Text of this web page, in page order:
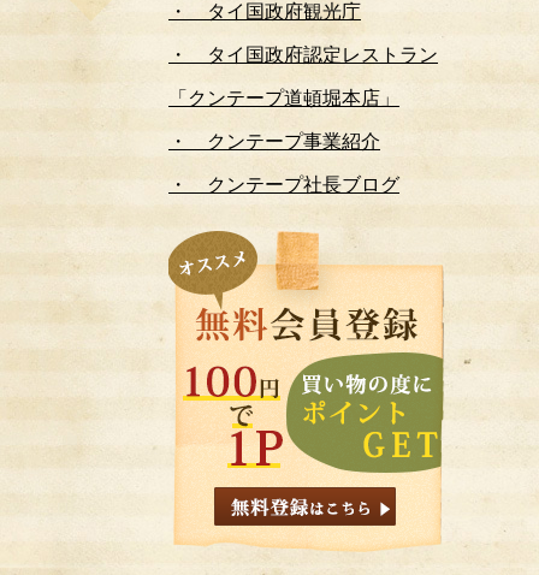
・ タイ国政府観光庁
・ タイ国政府認定レストラン
「クンテープ道頓堀本店」
・ クンテープ事業紹介
・ クンテープ社長ブログ